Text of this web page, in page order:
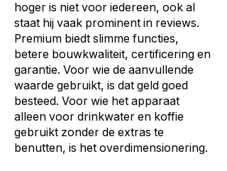
hoger is niet voor iedereen, ook al
staat hij vaak prominent in reviews.
Premium biedt slimme functies,
betere bouwkwaliteit, certificering en
garantie. Voor wie de aanvullende
waarde gebruikt, is dat geld goed
besteed. Voor wie het apparaat
alleen voor drinkwater en koffie
gebruikt zonder de extras te
benutten, is het overdimensionering.